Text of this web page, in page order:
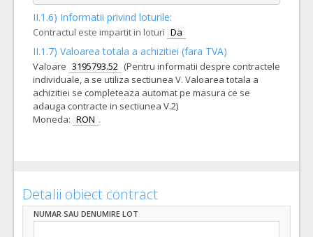
II.1.6) Informatii privind loturile:
Contractul este impartit in loturi Da
II.1.7) Valoarea totala a achizitiei (fara TVA)
Valoare 3195793.52 (Pentru informatii despre contractele
individuale, a se utiliza sectiunea V. Valoarea totala a
achizitiei se completeaza automat pe masura ce se
adauga contracte in sectiunea V.2)
Moneda: RON .
Detalii obiect contract
NUMAR SAU DENUMIRE LOT